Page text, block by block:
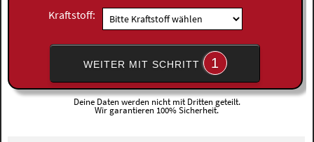
Kraftstoff:
WEITER MIT SCHRITT 1
Deine Daten werden nicht mit Dritten geteilt.
Wir garantieren 100% Sicherheit.